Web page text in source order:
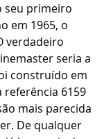
seu primeiro
em 1965, o
verdadeiro
seria a
construído em
referência 6159
mais parecida
De qualquer